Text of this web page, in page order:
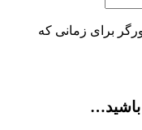
برای زمانی که